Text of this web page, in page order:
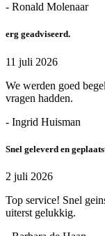
- Ronald Molenaar
erg geadviseerd.
11 juli 2026
We werden goed
vragen hadden.
- Ingrid Huisman
Snel geleverd en
2 juli 2026
Top service! Snel
uiterst gelukkig.